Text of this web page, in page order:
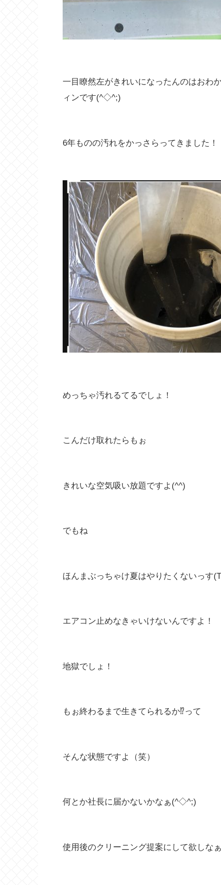
一目瞭然左がきれいになったんのはおわ
ィンです(^◇^;)
6年ものの汚れをかっさらってきました！
めっちゃ汚れるてるでしょ！
こんだけ取れたらもぉ
きれいな空気吸い放題ですよ(^^)
でもね
ほんまぶっちゃけ夏はやりたくないっす
エアコン止めなきゃいけないんですよ！
地獄でしょ！
もぉ終わるまで生きてられるか⁉︎って
そんな状態ですよ（笑）
何とか社長に届かないかなぁ(^◇^;)
使用後のクリーニング提案にして欲しな